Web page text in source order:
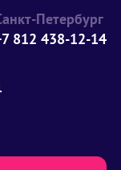
Петербург
812 438-12-14